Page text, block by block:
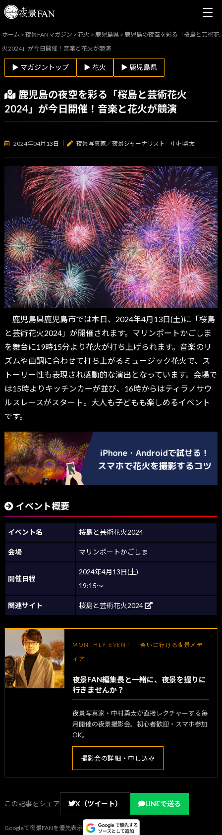
ホーム >夜景FANマガジン >花火 >鹿児島県 >鹿児島の夜空を彩る「桜島と芸術花
火2024」が今日開催！音楽と花火が競演
▶ マガジントップ ▶ 花火 ▶ 鹿児島県
鹿児島の夜空を彩る「桜島と芸術花火
2024」が今日開催！音楽と花火が競演
2024年04月13日 夜景写真家／夜景ジャーナリスト 中村勇太
鹿児島県鹿児島市では本日、2024年4月13日(土)に「桜島
と芸術花火2024」が開催されます。マリンポートかごしま
を舞台に19時15分より花火が打ち上げられます。音楽のリ
ズムや曲調に合わせて打ち上がるミュージック花火で、ス
トーリー性も表現され感動的な演出となっています。会場で
は15時よりキッチンカーが並び、16時からはティラノサウ
ルスレースがスタート。大人も子どもも楽しめるイベント
です。
イベント概要
イベント名 桜島と芸術花火2024
会場 マリンポートかごしま
開催日程
2024年4月13日(土)
19:15～
関連サイト 桜島と芸術花火2024
MONTHLY EVENT — 会いに行ける夜景メデ
ィア
夜景FAN編集長と一緒に、夜景を撮りに
行きませんか？
夜景写真家・中村勇太が直接レクチャーする毎
月開催の夜景撮影会。初心者歓迎・スマホ参加
OK。
撮影会の詳細・申し込み
この記事をシェア X（ツイート） LINEで送る
Googleで夜景FANを優先表示